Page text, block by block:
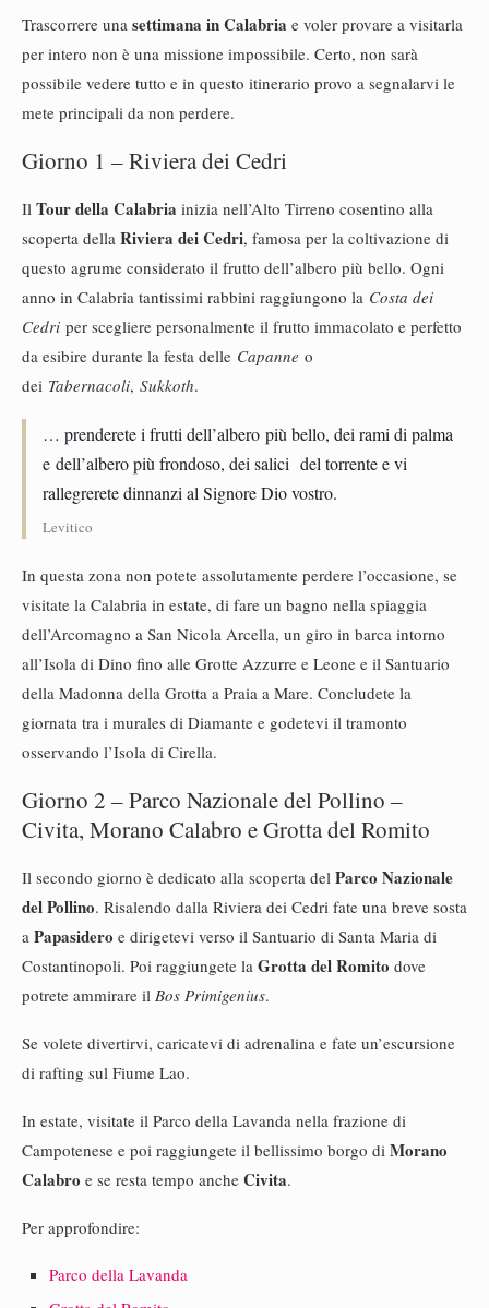
Trascorrere una settimana in Calabria e voler provare a visitarla
per intero non è una missione impossibile. Certo, non sarà
possibile vedere tutto e in questo itinerario provo a segnalarvi le
mete principali da non perdere.
Giorno 1 – Riviera dei Cedri
Il Tour della Calabria inizia nell’Alto Tirreno cosentino alla
scoperta della Riviera dei Cedri, famosa per la coltivazione di
questo agrume considerato il frutto dell’albero più bello. Ogni
anno in Calabria tantissimi rabbini raggiungono la Costa dei
Cedri per scegliere personalmente il frutto immacolato e perfetto
da esibire durante la festa delle Capanne o
dei Tabernacoli, Sukkoth.
… prenderete i frutti dell’albero più bello, dei rami di palma
e dell’albero più frondoso, dei salici del torrente e vi
rallegrerete dinnanzi al Signore Dio vostro.
Levitico
In questa zona non potete assolutamente perdere l’occasione, se
visitate la Calabria in estate, di fare un bagno nella spiaggia
dell’Arcomagno a San Nicola Arcella, un giro in barca intorno
all’Isola di Dino fino alle Grotte Azzurre e Leone e il Santuario
della Madonna della Grotta a Praia a Mare. Concludete la
giornata tra i murales di Diamante e godetevi il tramonto
osservando l’Isola di Cirella.
Giorno 2 – Parco Nazionale del Pollino –
Civita, Morano Calabro e Grotta del Romito
Il secondo giorno è dedicato alla scoperta del Parco Nazionale
del Pollino. Risalendo dalla Riviera dei Cedri fate una breve sosta
a Papasidero e dirigetevi verso il Santuario di Santa Maria di
Costantinopoli. Poi raggiungete la Grotta del Romito dove
potrete ammirare il Bos Primigenius.
Se volete divertirvi, caricatevi di adrenalina e fate un’escursione
di rafting sul Fiume Lao.
In estate, visitate il Parco della Lavanda nella frazione di
Campotenese e poi raggiungete il bellissimo borgo di Morano
Calabro e se resta tempo anche Civita.
Per approfondire:
Parco della Lavanda